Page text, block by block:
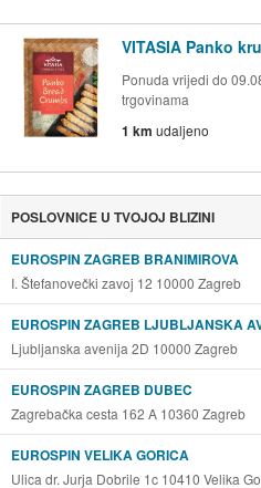
VITASIA Panko
Ponuda vrijedi do
trgovinama
1 km udaljeno
POSLOVNICE U TVOJOJ BLIZINI
EUROSPIN ZAGREB BRANIMIROVA
I. Štefanovečki zavoj 12 10000 Zagreb
EUROSPIN ZAGREB LJUBLJANSKA
Ljubljanska avenija 2D 10000 Zagreb
EUROSPIN ZAGREB DUBEC
Zagrebačka cesta 162 A 10360 Zagreb
EUROSPIN VELIKA GORICA
Ulica dr. Jurja Dobrile 1c 10410 Velika